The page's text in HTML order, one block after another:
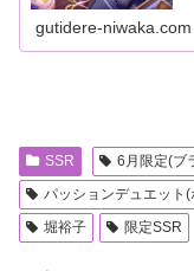
gutidere-niwaka.com
SSR 6月限定(ブ
パッションデュエット
堀裕子
限定SSR